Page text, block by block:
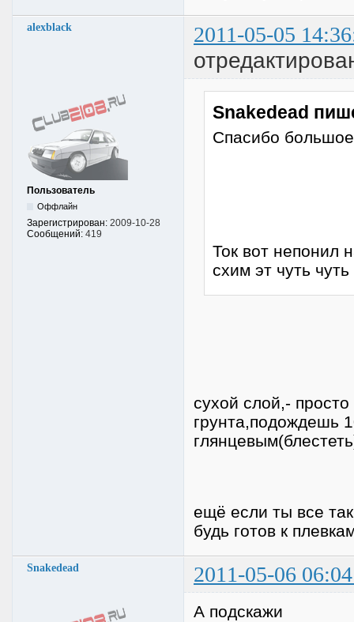
alexblack 2011-05-05
Пользователь
Оффлайн
Зарегистрирован: 2009-10-28
Сообщений: 419
Snakedead
Спасибо
Ток вот непонил
схим эт чуть
сухой слой,-
грунта,подождешь
ещё если ты все
будь готов к
Snakedead 2011-05-06
А подскажи